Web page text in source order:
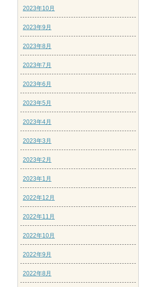
2023年10月
2023年9月
2023年8月
2023年7月
2023年6月
2023年5月
2023年4月
2023年3月
2023年2月
2023年1月
2022年12月
2022年11月
2022年10月
2022年9月
2022年8月